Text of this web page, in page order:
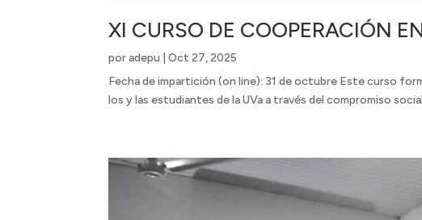
XI CURSO DE COOPERACIÓN
poradepu |Oct 27, 2025
Fecha de impartición (on line): 31 de octubre Este curso
los y las estudiantes de la UVa a través del compromiso